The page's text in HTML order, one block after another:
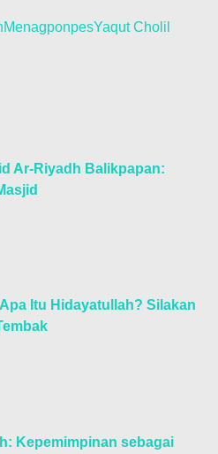
MenagponpesYaqut Cholil
Ar-Riyadh Balikpapan:
Itu Hidayatullah? Silakan
Kepemimpinan sebagai